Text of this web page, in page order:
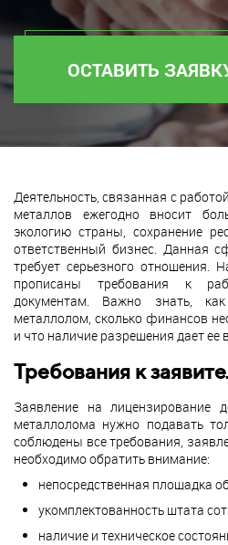
ОСТАВИТЬ
Деятельность, связанная с
металлов ежегодно вносит
экологию страны, сохранение
ответственный бизнес. Данная
требует серьезного отношения.
прописаны требования к
документам. Важно знать,
металлолом, сколько финансов
и что наличие разрешения дает ее
Требования к
Заявление на лицензирование
металлолома нужно подавать
соблюдены все требования,
необходимо обратить внимание:
непосредственная площадка
укомплектованность штата
наличие и техническое